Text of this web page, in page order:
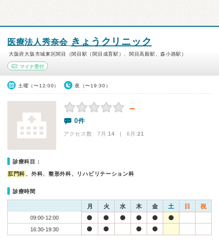
医療法人秀奈会 きょうクリニック
大阪府大阪市城東区関目（関目駅（関目成育駅）、関目高殿駅、森小路駅）
マイナ受付
土曜（〜12:00） 夜（〜19:30）
－
0件
アクセス数 7月:14 | 6月:21
診療科目：
肛門科 、外科、整形外科、リハビリテーション科
診療時間
月 火 水 木 金 土 日 祝
09:00-12:00
16:30-19:30